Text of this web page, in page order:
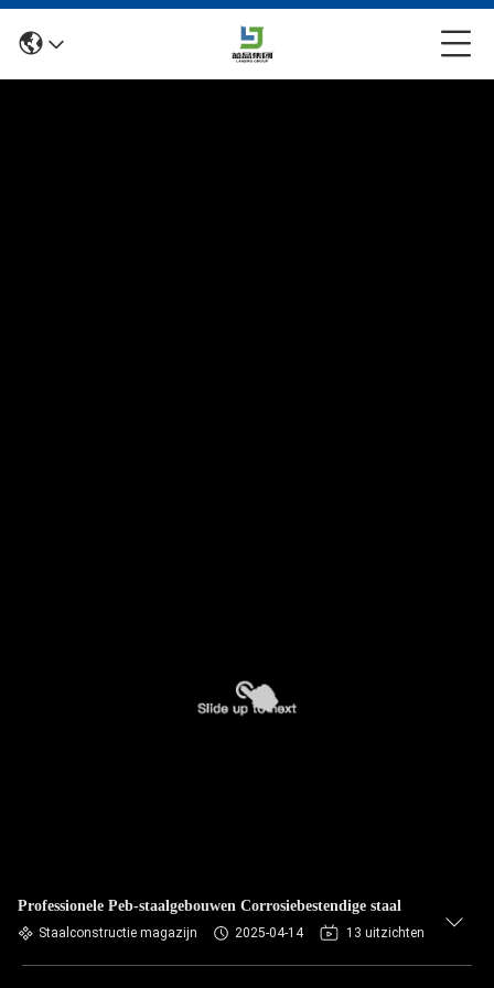
Professionele Peb-staalgebouwen Corrosiebestendige staal
Staalconstructie magazijn 2025-04-14 13 uitzichten